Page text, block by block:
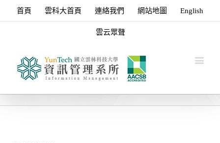
首頁 雲科大首頁 連絡我們 網站地圖 English
雲云眾聲